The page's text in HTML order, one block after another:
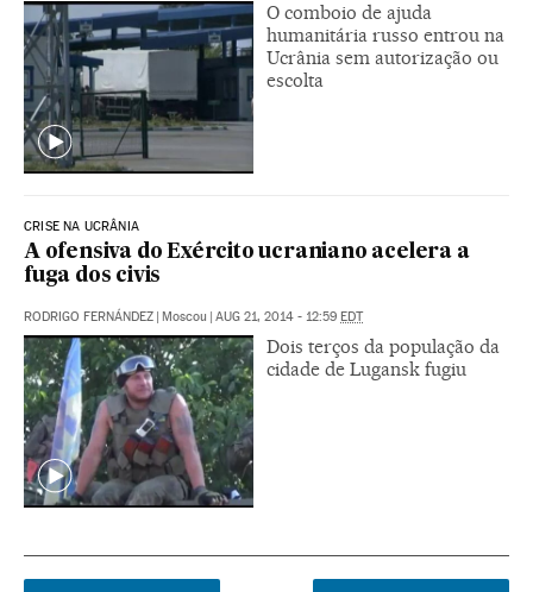
O comboio de ajuda
humanitária russo entrou na
Ucrânia sem autorização ou
escolta
CRISE NA UCRÂNIA
A ofensiva do Exército ucraniano acelera a
fuga dos civis
RODRIGO FERNÁNDEZ Moscou AUG 21, 2014 - 12:59 EDT
Dois terços da população da
cidade de Lugansk fugiu